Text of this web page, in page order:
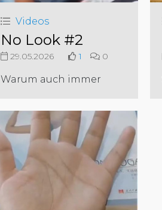
Videos
No Look #2
29.05.2026 1 0
Warum auch immer